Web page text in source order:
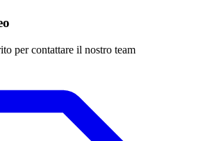
per contattare il nostro team